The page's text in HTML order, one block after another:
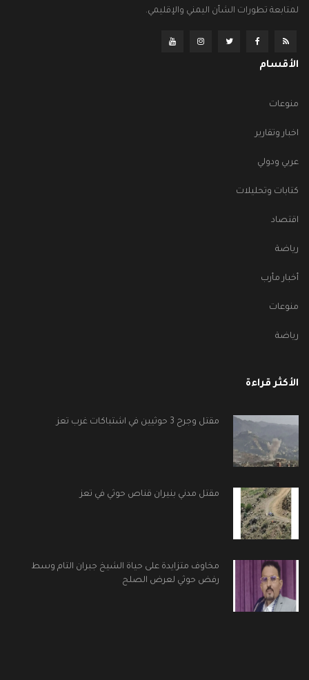
لمتابعة تطورات الشأن اليمني والإقليمي.
الأقسام
منوعات
اخبار وتقارير
عربي ودولي
كتابات وتحليلات
اقتصاد
رياضة
أخبار مأرب
منوعات
رياضة
الأكثر قراءة
مقتل وجرح 3 حوثيين في اشتباكات غرب تعز
مقتل مدني بنيران قناص حوثي في تعز
مخاوف متزايدة على حياة الشيخ جبران التام وسط
رفض حوثي لعرض الصلح